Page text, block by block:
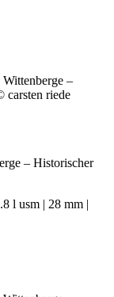
– Historischer
l usm | 28 mm |